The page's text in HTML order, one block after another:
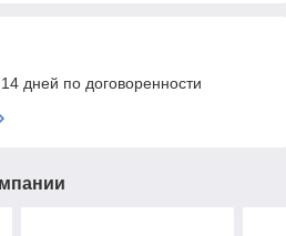
дней по договоренности